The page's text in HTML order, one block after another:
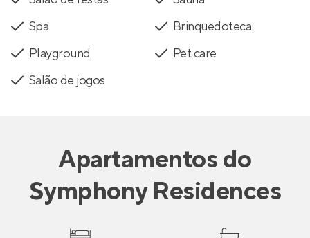
Spa
Brinquedoteca
Playground
Pet care
Salão de jogos
Apartamentosdo
Symphony Residences